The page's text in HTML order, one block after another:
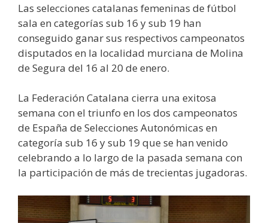
Las selecciones catalanas femeninas de fútbol
sala en categorías sub 16 y sub 19 han
conseguido ganar sus respectivos campeonatos
disputados en la localidad murciana de Molina
de Segura del 16 al 20 de enero.
La Federación Catalana cierra una exitosa
semana con el triunfo en los dos campeonatos
de España de Selecciones Autonómicas en
categoría sub 16 y sub 19 que se han venido
celebrando a lo largo de la pasada semana con
la participación de más de trecientas jugadoras.